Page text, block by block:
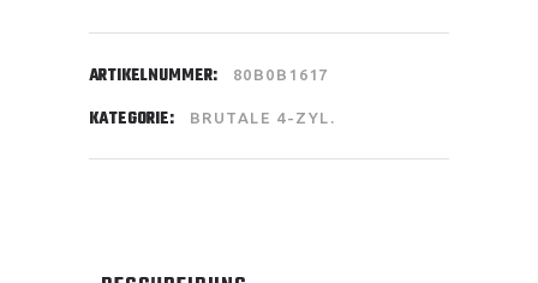
ARTIKELNUMMER: 80B0B1617
KATEGORIE: BRUTALE 4-ZYL.